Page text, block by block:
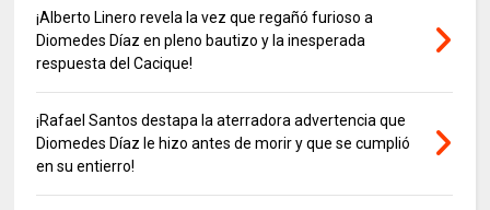
¡Alberto Linero revela la vez que regañó furioso a
Diomedes Díaz en pleno bautizo y la inesperada
respuesta del Cacique!
¡Rafael Santos destapa la aterradora advertencia que
Diomedes Díaz le hizo antes de morir y que se cumplió
en su entierro!